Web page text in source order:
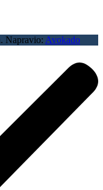
Napravio: Avokado